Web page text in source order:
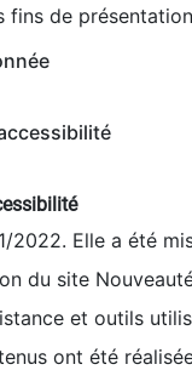
fins de
2022. Elle a été
du site
et outils
ont été